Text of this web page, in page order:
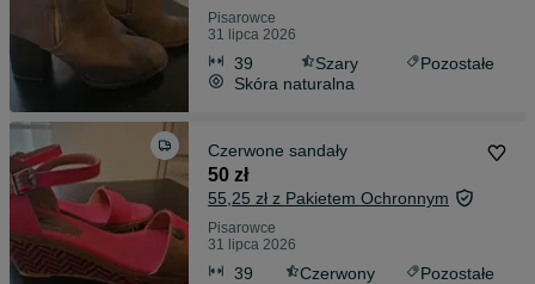
Pisarowce
31 lipca 2026
39 Szary
Pozostałe
Skóra naturalna
Czerwone sandały
50 zł
55,25 zł z Pakietem Ochronnym
Pisarowce
31 lipca 2026
39 Czerwony
Pozostałe